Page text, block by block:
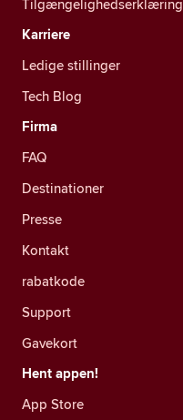
Tilgængelighedserklæring
Karriere
Ledige stillinger
Tech Blog
Firma
FAQ
Destinationer
Presse
Kontakt
rabatkode
Support
Gavekort
Hent appen!
App Store